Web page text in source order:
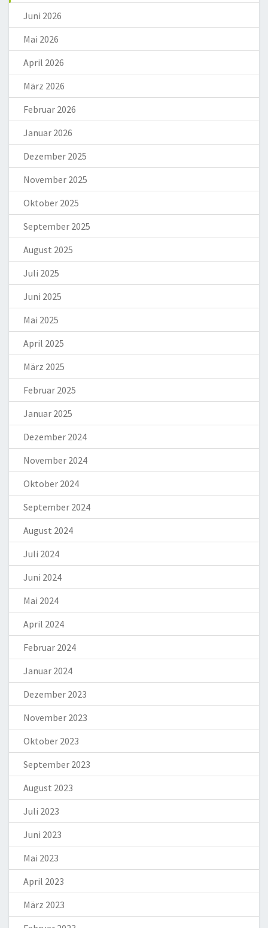
Juni 2026
Mai 2026
April 2026
März 2026
Februar 2026
Januar 2026
Dezember 2025
November 2025
Oktober 2025
September 2025
August 2025
Juli 2025
Juni 2025
Mai 2025
April 2025
März 2025
Februar 2025
Januar 2025
Dezember 2024
November 2024
Oktober 2024
September 2024
August 2024
Juli 2024
Juni 2024
Mai 2024
April 2024
Februar 2024
Januar 2024
Dezember 2023
November 2023
Oktober 2023
September 2023
August 2023
Juli 2023
Juni 2023
Mai 2023
April 2023
März 2023